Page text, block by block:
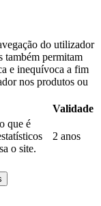
do utilizador
também permitam
e inequívoca a fim
nos produtos ou
Validade
que é
o site.
2 anos